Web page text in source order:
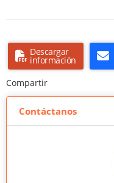
Descargar
información
Compartir
Contáctanos